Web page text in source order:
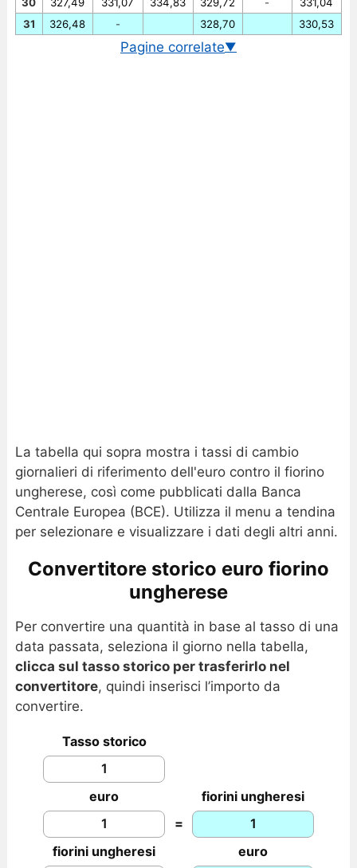
31
326,48
-
328,70
330,53
Pagine correlate▼
La tabella qui sopra mostra i tassi di cambio
giornalieri di riferimento dell'euro contro il fiorino
ungherese, così come pubblicati dalla Banca
Centrale Europea (BCE). Utilizza il menu a tendina
per selezionare e visualizzare i dati degli altri anni.
Convertitore storico euro fiorino
ungherese
Per convertire una quantità in base al tasso di una
data passata, seleziona il giorno nella tabella,
clicca sul tasso storico per trasferirlo nel
convertitore, quindi inserisci l’importo da
convertire.
Tasso storico
euro
fiorini ungheresi
=
fiorini ungheresi
euro